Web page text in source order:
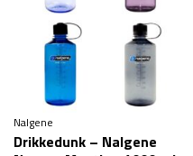
Nalgene
Drikkedunk – Nalgene